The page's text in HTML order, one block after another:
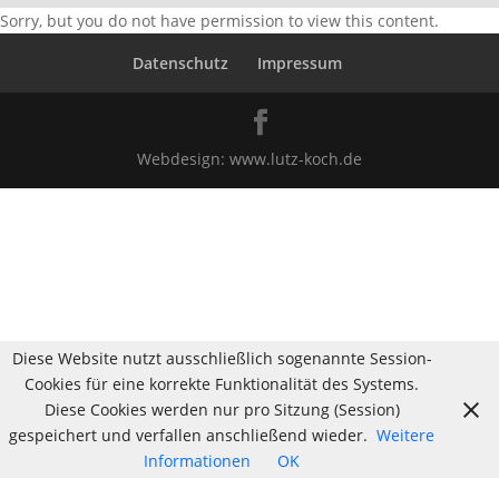
Sorry, but you do not have permission to view this content.
Datenschutz
Impressum
Webdesign: www.lutz-koch.de
Diese Website nutzt ausschließlich sogenannte Session-
Cookies für eine korrekte Funktionalität des Systems.
Diese Cookies werden nur pro Sitzung (Session)
gespeichert und verfallen anschließend wieder. Weitere
Informationen
OK